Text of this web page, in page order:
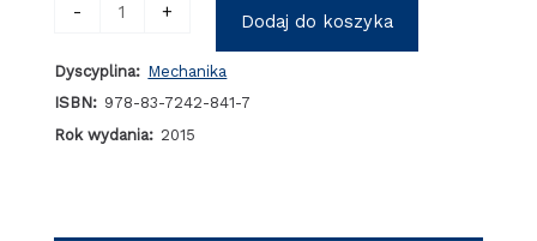
-
rekonstrukcji
zębów
po
+ Dodaj do koszyka
Dyscyplina: Mechanika
ISBN: 978-83-7242-841-7
Rok wydania: 2015